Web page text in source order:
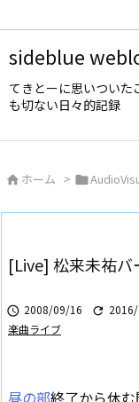
sideblue
てきとーに思いついた
も切ない日々的記録
 ホーム > 
[Live] 松来未祐バ
 2008/09/16 
楽曲ライブ
昼の部終了から休む